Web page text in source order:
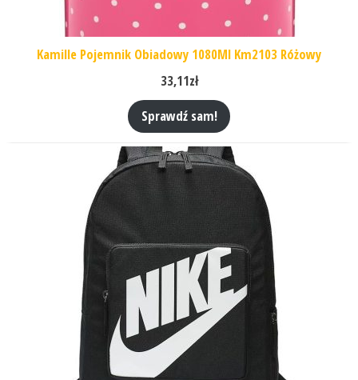
Kamille Pojemnik Obiadowy 1080Ml Km2103 Różowy
33,11zł
Sprawdź sam!